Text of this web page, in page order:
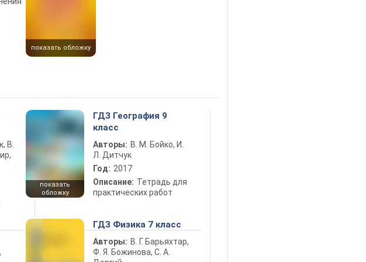
показать обложку
В.
показать
обложку
ГДЗ География 9
класс
Авторы: В. М. Бойко, И.
Л. Дитчук
Год: 2017
Описание: Тетрадь для
практических работ
ГДЗ Физика 7 класс
Авторы: В. Г. Барьяхтар,
Ф. Я. Божинова, С. А.